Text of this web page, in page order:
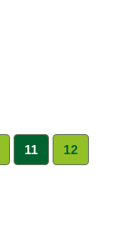
11 12